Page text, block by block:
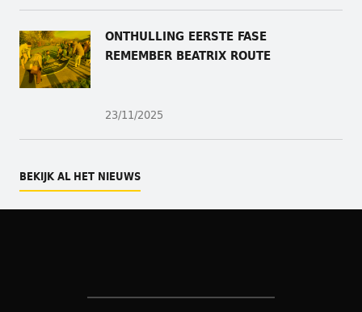
ONTHULLING EERSTE FASE
REMEMBER BEATRIX ROUTE
23/11/2025
BEKIJK AL HET NIEUWS